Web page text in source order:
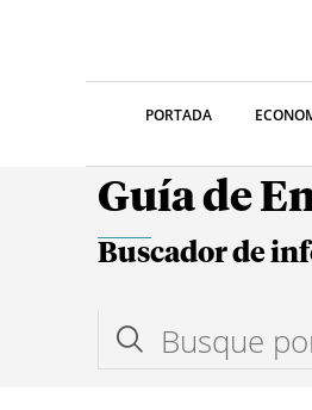
PORTADA
Guía de
Buscador de